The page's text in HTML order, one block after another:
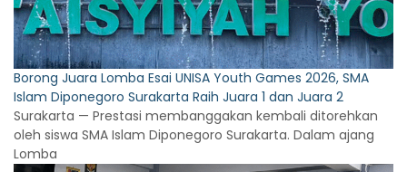
Borong Juara Lomba Esai UNISA Youth Games 2026, SMA
Islam Diponegoro Surakarta Raih Juara 1 dan Juara 2
Surakarta — Prestasi membanggakan kembali ditorehkan
oleh siswa SMA Islam Diponegoro Surakarta. Dalam ajang
Lomba